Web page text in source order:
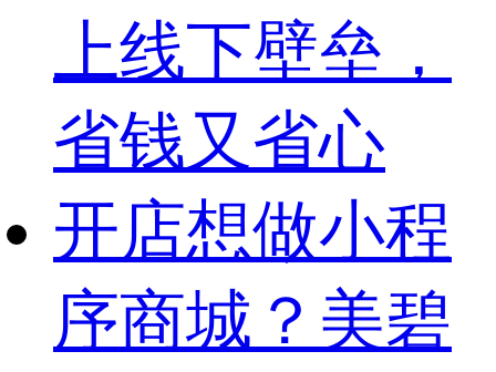
上线下壁垒，
省钱又省心
开店想做小程
序商城？美碧